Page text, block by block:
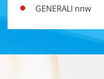
GENERALI nnw